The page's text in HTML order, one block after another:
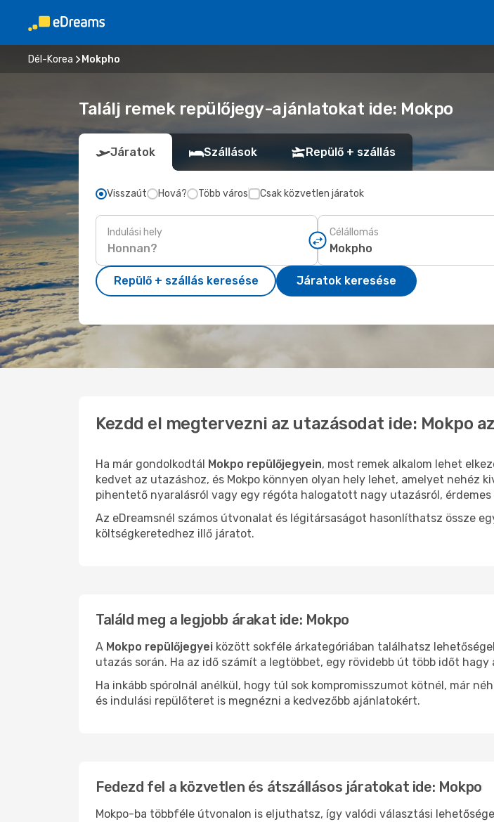
Dél-Korea Mokpho
Találj remek repülőjegy-ajánlatokat ide: Mokpo
Járatok Szállások Repülő + szállás
Visszaút Hová? Több város Csak közvetlen járatok
Indulási hely Célállomás
Repülő + szállás keresése Járatok keresése
Kezdd el megtervezni az utazásodat ide: Mokpo
Ha már gondolkodtál Mokpo repülőjegyein, most remek alkalom lehet
kedvet az utazáshoz, és Mokpo könnyen olyan hely lehet, amelyet nehéz
pihentető nyaralásról vagy egy régóta halogatott nagy utazásról, érdemes
Az eDreamsnél számos útvonalat és légitársaságot hasonlíthatsz össze
költségkeretedhez illő járatot.
Találd meg a legjobb árakat ide: Mokpo
A Mokpo repülőjegyei között sokféle árkategóriában találhatsz
utazás során. Ha az idő számít a legtöbbet, egy rövidebb út több időt
Ha inkább spórolnál anélkül, hogy túl sok kompromisszumot kötnél, már
és indulási repülőteret is megnézni a kedvezőbb ajánlatokért.
Fedezd fel a közvetlen és átszállásos járatokat ide: Mokpo
Mokpo-ba többféle útvonalon is eljuthatsz, így valódi választási